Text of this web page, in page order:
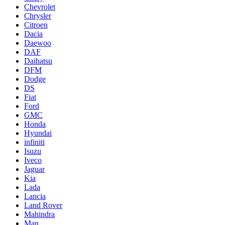
Chevrolet
Chrysler
Citroen
Dacia
Daewoo
DAF
Daihatsu
DFM
Dodge
DS
Fiat
Ford
GMC
Honda
Hyundai
infiniti
Isuzu
Iveco
Jaguar
Kia
Lada
Lancia
Land Rover
Mahindra
Man